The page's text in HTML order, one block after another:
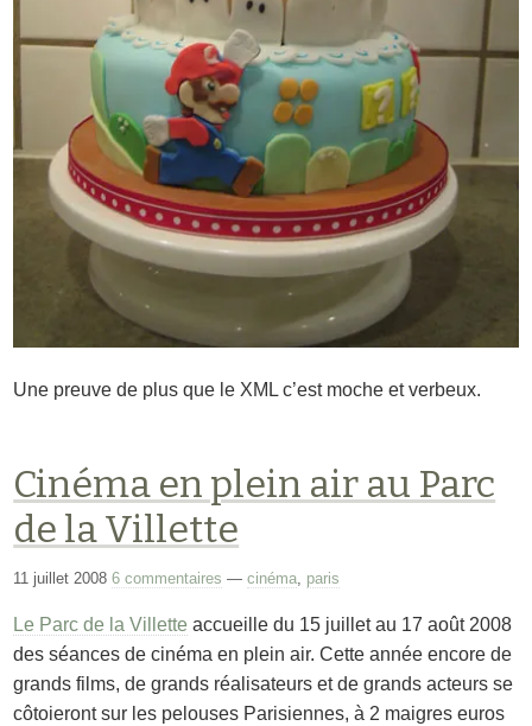
Une preuve de plus que le XML c’est moche et verbeux.
Cinéma en plein air au Parc
de la Villette
11 juillet 20086 commentaires —cinéma, paris
Le Parc de la Villette accueille du 15 juillet au 17 août 2008
des séances de cinéma en plein air. Cette année encore de
grands films, de grands réalisateurs et de grands acteurs se
côtoieront sur les pelouses Parisiennes, à 2 maigres euros